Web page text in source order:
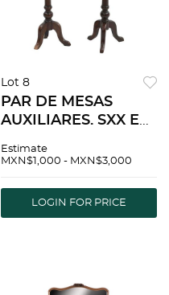
Lot 8
PAR DE MESAS
AUXILIARES. SXX En
cubierta circular,
soportes trÃƒÂ­
podes.
Estimate
MXN$1,000 - MXN$3,000
LOGIN FOR PRICE